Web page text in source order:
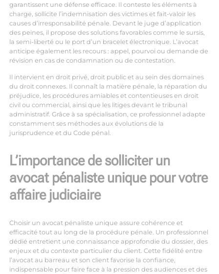
garantissent une défense efficace. Il conteste les éléments à
charge, sollicite l’indemnisation des victimes et fait-valoir les
causes d’irresponsabilité pénale. Devant le juge d’application
des peines, il propose des solutions favorables comme le sursis,
la semi-liberté ou le port d’un bracelet électronique. L’avocat
anticipe également les recours : appel, pourvoi ou demande de
révision en cas de condamnation ou de contestation.
Il intervient en droit privé, droit public et au sein des domaines
du droit connexes. Il connaît la matière pénale, la réparation du
préjudice, les procédures amiables et contentieuses en droit
civil ou commercial, ainsi que les litiges devant le tribunal
administratif. Grâce à sa spécialisation, ce professionnel adapte
constamment ses méthodes aux évolutions de la
jurisprudence et du Code pénal.
L’importance de solliciter un
avocat pénaliste unique pour votre
affaire judiciaire
Choisir un avocat pénaliste unique assure cohérence et
efficacité tout au long de la procédure pénale. Un professionnel
dédié entretient une connaissance approfondie du dossier, des
enjeux et du contexte particulier du client. Cette fidélité entre
l’avocat au barreau et son client favorise la confiance,
indispensable pour faire face à la pression des audiences et des